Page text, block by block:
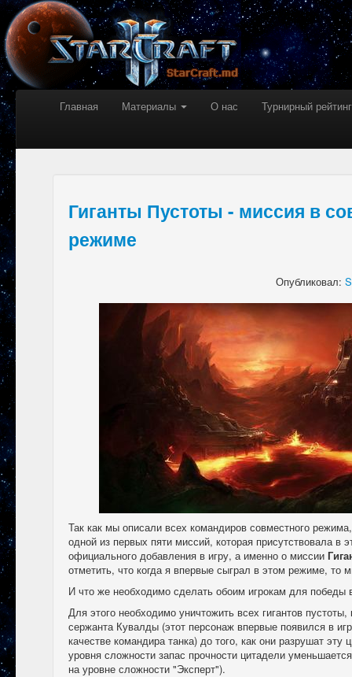
Главная Материалы О нас Турнирный рейтинг
Гиганты Пустоты - миссия в
режиме
Опубликовал:
Так как мы описали всех командиров совместного
одной из первых пяти миссий, которая присутствовала в
официального добавления в игру, а именно о миссии
отметить, что когда я впервые сыграл в этом режиме, то
И что же необходимо сделать обоим игрокам для победы
Для этого необходимо уничтожить всех гигантов
сержанта Кувалды (этот персонаж впервые появился в
качестве командира танка) до того, как они разрушат
уровня сложности запас прочности цитадели
на уровне сложности "Эксперт").